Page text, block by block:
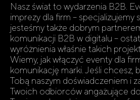
Nasz świat to wydarzenia B2B.
imprezy dla firm – specjalizujemy
jesteśmy także dobrym
komunikacji B2B w digitalu –
wyróżnienia właśnie takich
Wiemy, jak włączyć eventy dla
komunikację marki. Jeśli chcesz,
Tobą naszym doświadczeniem i
Twoich odbiorców angażujące